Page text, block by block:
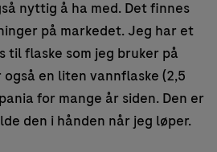
nyttig å ha med. Det finnes
på markedet. Jeg har et
til flaske som jeg bruker på
en liten vannflaske (2,5
for mange år siden. Den er
den i hånden når jeg løper.